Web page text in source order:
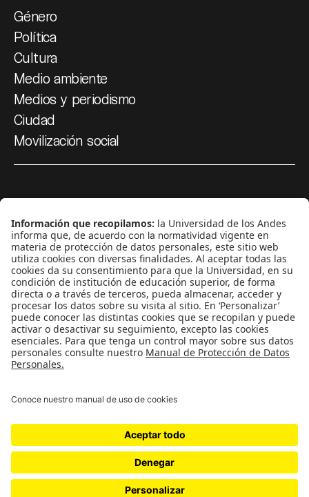
Género
Política
Cultura
Medio ambiente
Medios y periodismo
Ciudad
Movilización social
¿Quiénes somos?
Podcasts
Ediciones especiales
Proyectos 070
SÍGUENOS
¿Quieres escribir en 070?
CONTÁCTANOS
cerosetenta@uniandes.edu.co